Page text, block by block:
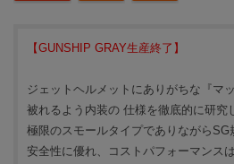
【GUNSHIP GRAY生産終了】
ジェットヘルメットにありがちな『マ
被れるよう内装の 仕様を徹底的に研究
極限のスモールタイプでありながらSG
安全性に優れ、コストパフォーマンスは